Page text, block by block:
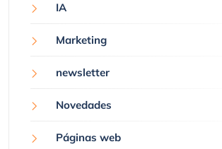
IA
Marketing
newsletter
Novedades
Páginas web